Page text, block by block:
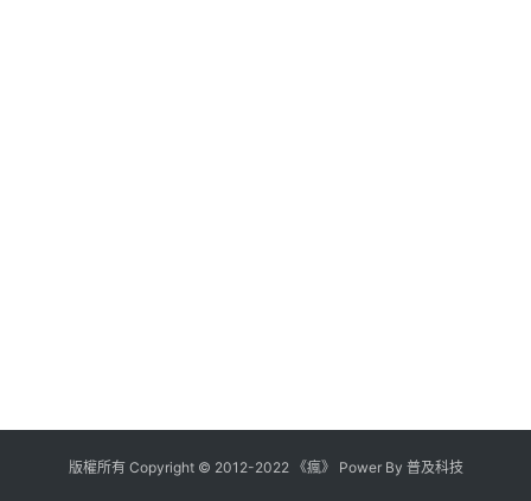
版權所有 Copyright © 2012-2022《瘋》 Power By 普及科技